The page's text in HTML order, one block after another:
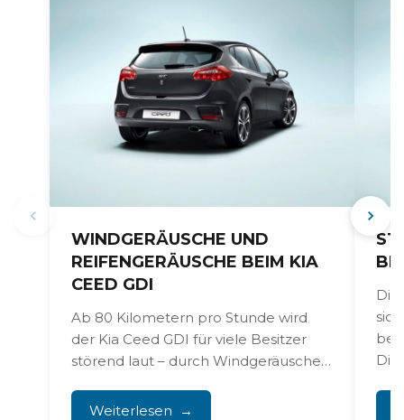
WINDGERÄUSCHE UND
REIFENGERÄUSCHE BEIM KIA
CEED GDI
Ab 80 Kilometern pro Stunde wird
der Kia Ceed GDI für viele Besitzer
störend laut – durch Windgeräusche
Weiterlesen
Die
bei
Die